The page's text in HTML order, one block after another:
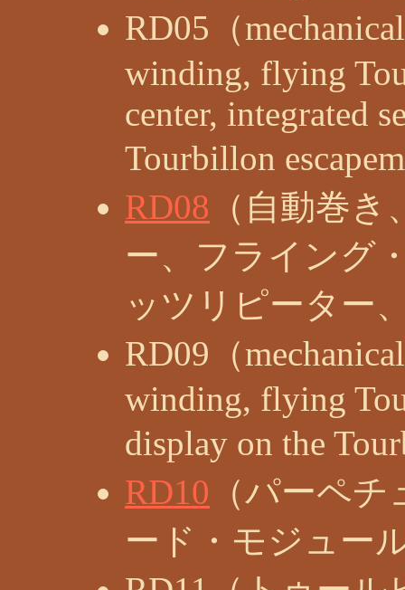
RD05（
winding, flying
center, integrated
Tourbillon
RD08 （自動巻
ー、フライング
ッツリピーター
RD09（
winding, flying
display on the
RD10 （パーペ
ード・モジュー